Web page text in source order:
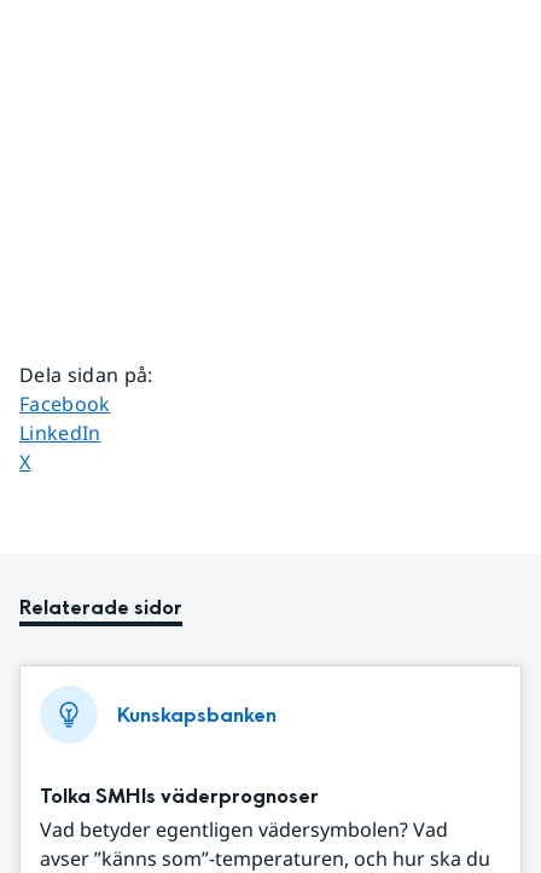
Dela sidan på:
Dela sidan på
Facebook
Dela sidan på
LinkedIn
Dela sidan på
X
Relaterade sidor
Kunskapsbanken
Tolka SMHIs väderprognoser
Vad betyder egentligen vädersymbolen? Vad
avser ”känns som”-temperaturen, och hur ska du